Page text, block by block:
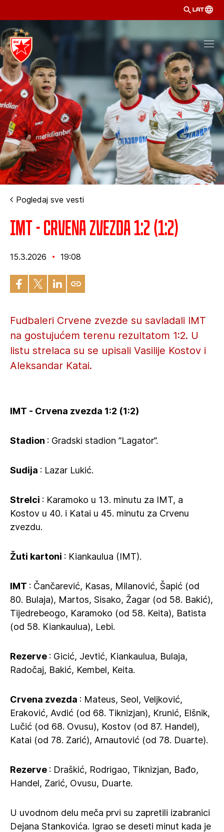
LAT
Pogledaj sve vesti
IMT - Crvena zvezda 1:2 (1:2)
15.3.2026 19:08
Fudbaleri Crvene zvezde su savladali IMT
na gostujućem terenu rezultatom 1:2. U
listu strelaca su se upisali Vasilije Kostov i
Aleksandar Katai.
IMT - Crvena zvezda 1:2 (1:2)
Stadion : Gradski stadion ”Lagator”.
Sudija : Lazar Lukić.
Strelci : Karamoko u 13. minutu za IMT, a
Kostov u 40. i Katai u 45. minutu za Crvenu
zvezdu.
Žuti kartoni : Kiankaulua (IMT).
IMT : Čančarević, Kasas, Milanović, Šapić (od
80. Bulaja), Martos, Sisako, Žagar (od 58. Bakić),
Tijedrebeogo, Karamoko (od 58. Keita), Batista
(od 58. Kiankaulua), Lebi.
Rezerve : Gicić, Jevtić, Kiankaulua, Bulaja,
Radočaj, Bakić, Kembel, Keita.
Crvena zvezda : Mateus, Seol, Veljković,
Eraković, Avdić (od 68. Tiknizjan), Krunić, Elšnik,
Lučić (od 68. Ovusu), Kostov (od 87. Handel),
Katai (od 78. Zarić), Arnautović (od 78. Duarte).
Rezerve : Draškić, Rodrigao, Tiknizjan, Bađo,
Handel, Zarić, Ovusu, Duarte.
U uvodnom delu meča prvi su zapretili izabranici
Dejana Stankovića. Igrao se deseti minut kada je